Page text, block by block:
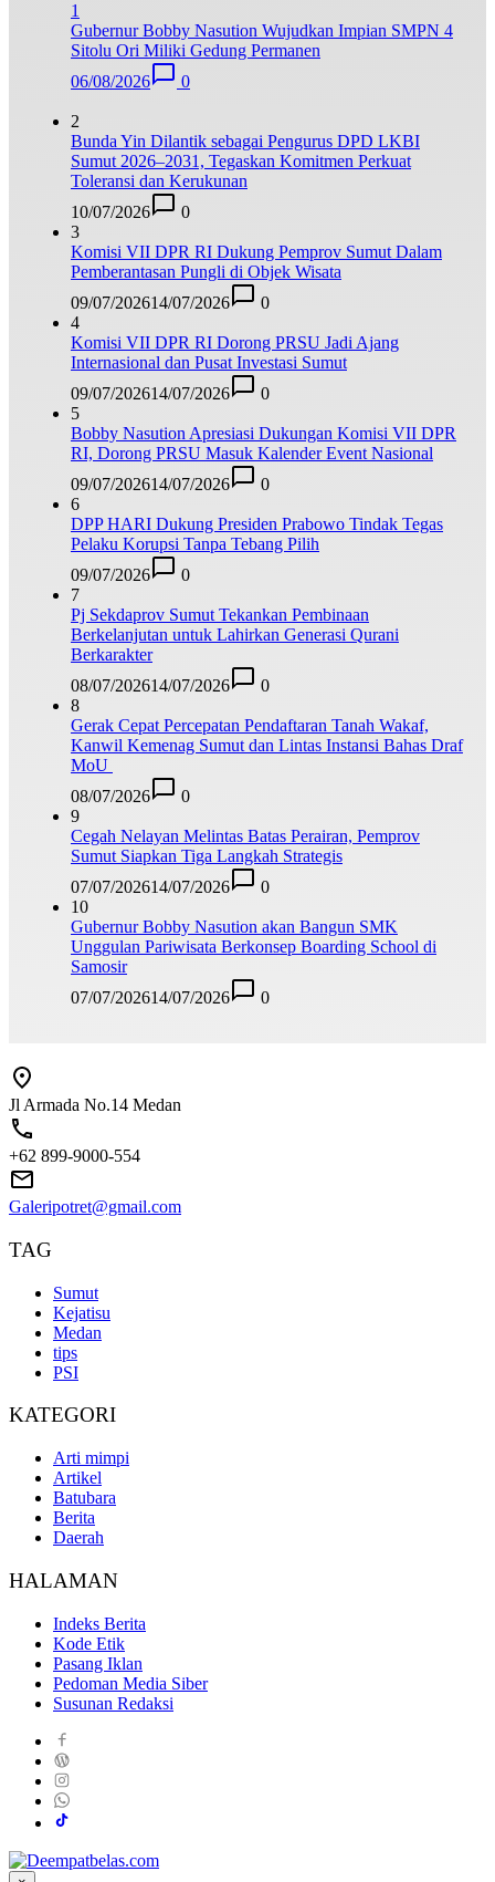
1
Gubernur Bobby Nasution Wujudkan Impian SMPN 4
Sitolu Ori Miliki Gedung Permanen
06/08/2026
0
2
Bunda Yin Dilantik sebagai Pengurus DPD LKBI
Sumut 2026–2031, Tegaskan Komitmen Perkuat
Toleransi dan Kerukunan
10/07/2026
0
3
Komisi VII DPR RI Dukung Pemprov Sumut Dalam
Pemberantasan Pungli di Objek Wisata
09/07/202614/07/2026
0
4
Komisi VII DPR RI Dorong PRSU Jadi Ajang
Internasional dan Pusat Investasi Sumut
09/07/202614/07/2026
0
5
Bobby Nasution Apresiasi Dukungan Komisi VII DPR
RI, Dorong PRSU Masuk Kalender Event Nasional
09/07/202614/07/2026
0
6
DPP HARI Dukung Presiden Prabowo Tindak Tegas
Pelaku Korupsi Tanpa Tebang Pilih
09/07/2026
0
7
Pj Sekdaprov Sumut Tekankan Pembinaan
Berkelanjutan untuk Lahirkan Generasi Qurani
Berkarakter
08/07/202614/07/2026
0
8
Gerak Cepat Percepatan Pendaftaran Tanah Wakaf,
Kanwil Kemenag Sumut dan Lintas Instansi Bahas Draf
MoU
08/07/2026
0
9
Cegah Nelayan Melintas Batas Perairan, Pemprov
Sumut Siapkan Tiga Langkah Strategis
07/07/202614/07/2026
0
10
Gubernur Bobby Nasution akan Bangun SMK
Unggulan Pariwisata Berkonsep Boarding School di
Samosir
07/07/202614/07/2026 0
Jl Armada No.14 Medan
+62 899-9000-554
Galeripotret@gmail.com
TAG
Sumut
Kejatisu
Medan
tips
PSI
KATEGORI
Arti mimpi
Artikel
Batubara
Berita
Daerah
HALAMAN
Indeks Berita
Kode Etik
Pasang Iklan
Pedoman Media Siber
Susunan Redaksi